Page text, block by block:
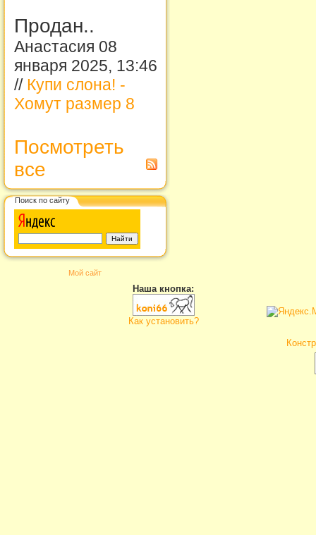
Продан..
Анастасия 08
января 2025, 13:46
// Купи слона! -
Хомут размер 8
Посмотреть
все
Поиск по сайту
Мой сайт
Наша кнопка:
Как установить?